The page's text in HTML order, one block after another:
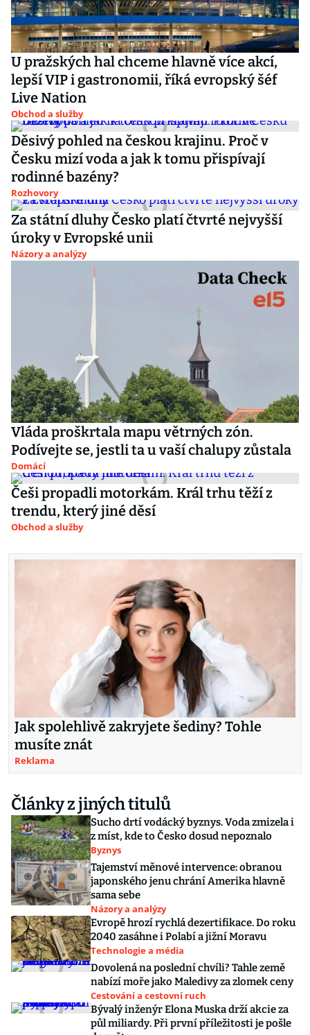
U pražských hal chceme hlavně více akcí,
lepší VIP i gastronomii, říká evropský šéf
Live Nation
Obchod a služby
Děsivý pohled na českou krajinu. Proč v
Česku mizí voda a jak k tomu přispívají
rodinné bazény?
Rozhovory
Za státní dluhy Česko platí čtvrté nejvyšší
úroky v Evropské unii
Názory a analýzy
Vláda proškrtala mapu větrných zón.
Podívejte se, jestli ta u vaší chalupy zůstala
Domácí
Češi propadli motorkám. Král trhu těží z
trendu, který jiné děsí
Obchod a služby
Jak spolehlivě zakryjete šediny? Tohle
musíte znát
Reklama
Články z jiných titulů
Sucho drtí vodácký byznys. Voda zmizela i
z míst, kde to Česko dosud nepoznalo
Byznys
Tajemství měnové intervence: obranou
japonského jenu chrání Amerika hlavně
sama sebe
Názory a analýzy
Evropě hrozí rychlá dezertifikace. Do roku
2040 zasáhne i Polabí a jižní Moravu
Technologie a média
Dovolená na poslední chvíli? Tahle země
nabízí moře jako Maledivy za zlomek ceny
Cestování a cestovní ruch
Bývalý inženýr Elona Muska drží akcie za
půl miliardy. Při první příležitosti je pošle